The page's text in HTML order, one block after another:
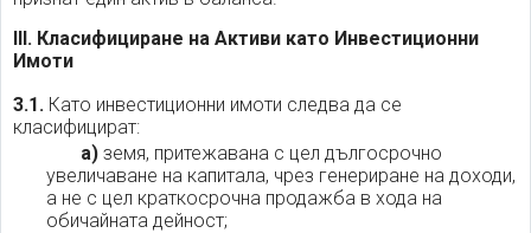
III. Класифициране на Активи като Инвестиционни
Имоти
3.1. Като инвестиционни имоти следва да се
класифицират:
а)земя, притежавана с цел дългосрочно
увеличаване на капитала, чрез генериране на доходи,
а не с цел краткосрочна продажба в хода на
обичайната дейност;